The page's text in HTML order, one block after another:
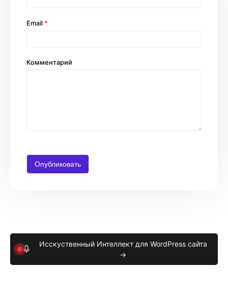
Комментарий
Email *
Исскуственный Интеллект для WordPress сайта
→